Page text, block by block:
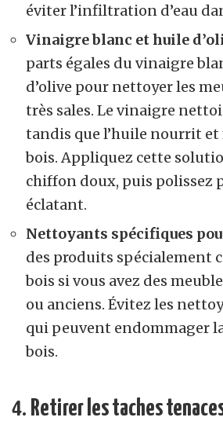
éviter l’infiltration d’eau
Vinaigre blanc et huile
parts égales du vinaigre
d’olive pour nettoyer les
très sales. Le vinaigre
tandis que l’huile nourrit
bois. Appliquez cette
chiffon doux, puis polissez
éclatant.
Nettoyants spécifiques
des produits spécialement
bois si vous avez des
ou anciens. Évitez les
qui peuvent endommager
bois.
4. Retirer les taches